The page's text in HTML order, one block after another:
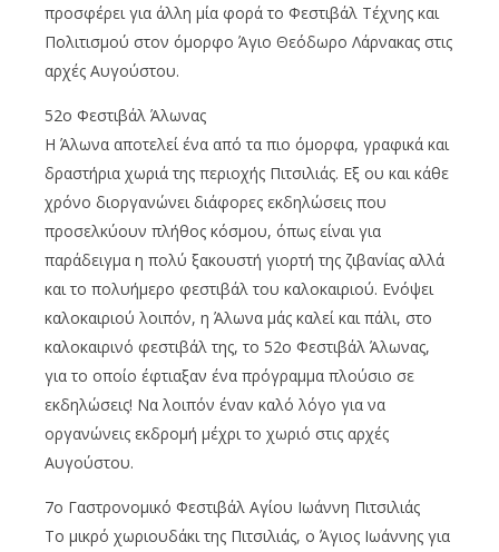
προσφέρει για άλλη μία φορά το Φεστιβάλ Τέχνης και
Πολιτισμού στον όμορφο Άγιο Θεόδωρο Λάρνακας στις
αρχές Αυγούστου.
52ο Φεστιβάλ Άλωνας
Η Άλωνα αποτελεί ένα από τα πιο όμορφα, γραφικά και
δραστήρια χωριά της περιοχής Πιτσιλιάς. Εξ ου και κάθε
χρόνο διοργανώνει διάφορες εκδηλώσεις που
προσελκύουν πλήθος κόσμου, όπως είναι για
παράδειγμα η πολύ ξακουστή γιορτή της ζιβανίας αλλά
και το πολυήμερο φεστιβάλ του καλοκαιριού. Ενόψει
καλοκαιριού λοιπόν, η Άλωνα μάς καλεί και πάλι, στο
καλοκαιρινό φεστιβάλ της, το 52ο Φεστιβάλ Άλωνας,
για το οποίο έφτιαξαν ένα πρόγραμμα πλούσιο σε
εκδηλώσεις! Να λοιπόν έναν καλό λόγο για να
οργανώνεις εκδρομή μέχρι το χωριό στις αρχές
Αυγούστου.
7ο Γαστρονομικό Φεστιβάλ Αγίου Ιωάννη Πιτσιλιάς
Το μικρό χωριουδάκι της Πιτσιλιάς, ο Άγιος Ιωάννης για